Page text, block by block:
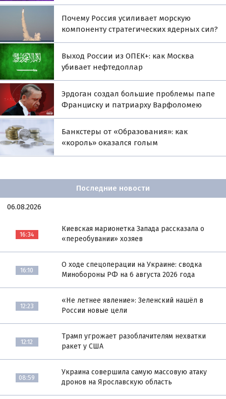
Почему Россия усиливает морскую
компоненту стратегических ядерных сил?
Выход России из ОПЕК+: как Москва
убивает нефтедоллар
Эрдоган создал большие проблемы папе
Франциску и патриарху Варфоломею
Банкстеры от «Образования»: как
«король» оказался голым
Последние новости
06.08.2026
16:34
Киевская марионетка Запада рассказала о
«переобувании» хозяев
16:10
О ходе спецоперации на Украине: сводка
Минобороны РФ на 6 августа 2026 года
12:23
«Не летнее явление»: Зеленский нашёл в
России новые цели
12:12
Трамп угрожает разоблачителям нехватки
ракет у США
08:59
Украина совершила самую массовую атаку
дронов на Ярославскую область